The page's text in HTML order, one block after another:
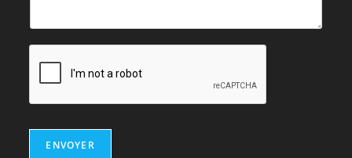
ENVOYER